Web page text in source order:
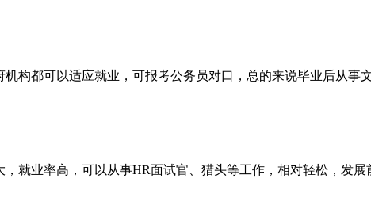
构都可以适应就业，可报考公务员对口，总的来说毕业后从事
就业率高，可以从事HR面试官、猎头等工作，相对轻松，发展